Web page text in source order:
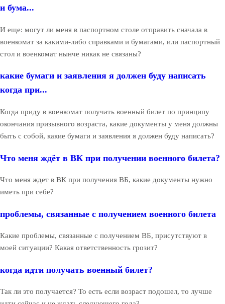
и бума...
И еще: могут ли меня в паспортном столе отправить сначала в
военкомат за какими-либо справками и бумагами, или паспортный
стол и военкомат нынче никак не связаны?
какие бумаги и заявления я должен буду написать
когда при...
Когда приду в военкомат получать военный билет по принципу
окончания призывного возраста, какие документы у меня должны
быть с собой, какие бумаги и заявления я должен буду написать?
Что меня ждёт в ВК при получении военного билета?
Что меня ждет в ВК при получения ВБ, какие документы нужно
иметь при себе?
проблемы, связанные с получением военного билета
Какие проблемы, связанные с получением ВБ, присутствуют в
моей ситуации? Какая ответственность грозит?
когда идти получать военный билет?
Так ли это получается? То есть если возраст подошел, то лучше